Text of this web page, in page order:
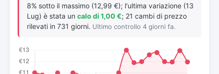
8% sotto il massimo (12,99 €); l'ultima variazione (13
Lug) è stata un calo di 1,00 €; 21 cambi di prezzo
rilevati in 731 giorni. Ultimo controllo 4 giorni fa.